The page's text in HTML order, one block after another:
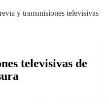
y transmisiones televisivas
televisivas de